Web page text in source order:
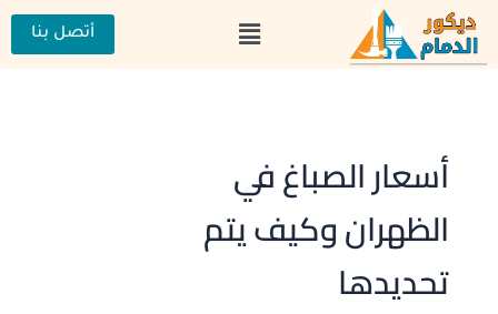
تخطي
المحتوى
القائمة أتصل بنا
أسعار الصباغ في
الظهران وكيف يتم
تحديدها